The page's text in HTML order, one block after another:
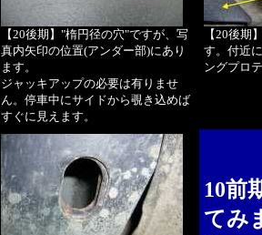
【20後期】"楕円径の穴"ですが、写
真内矢印の位置(アンダー部)にあり
ます。
ジャッキアップの必要は有りませ
ん。停車中にサイドから覗き込めば
すぐに見えます。
【20後期
す。付近
ングプロ
10前
てみ